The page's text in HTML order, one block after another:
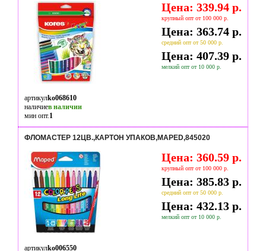
Цена: 339.94 р.
крупный опт от 100 000 р.
Цена: 363.74 р.
средний опт от 50 000 р.
Цена: 407.39 р.
мелкий опт от 10 000 р.
артикулko068610
наличиев наличии
мин опт.1
ФЛОМАСТЕР 12ЦВ.,КАРТОН УПАКОВ,MAPED,845020
Цена: 360.59 р.
крупный опт от 100 000 р.
Цена: 385.83 р.
средний опт от 50 000 р.
Цена: 432.13 р.
мелкий опт от 10 000 р.
артикулko006550